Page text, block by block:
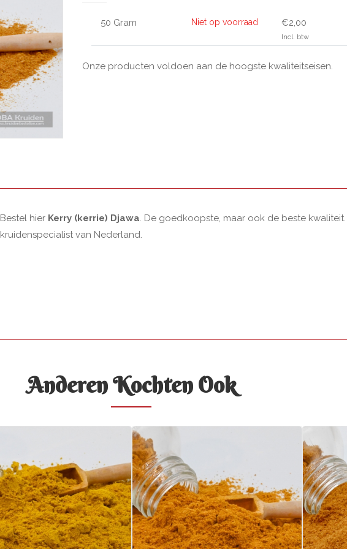
50 Gram Niet op voorraad €2,00
Incl. btw
Onze producten voldoen aan de hoogste kwaliteitseisen.
Bestel hier Kerry (kerrie) Djawa. De goedkoopste, maar ook de beste
kruidenspecialist van Nederland.
Anderen Kochten Ook